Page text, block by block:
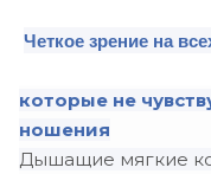
-3.25
-3.00
Четкое зрение на
которые не
ношения
Дышащие мягкие